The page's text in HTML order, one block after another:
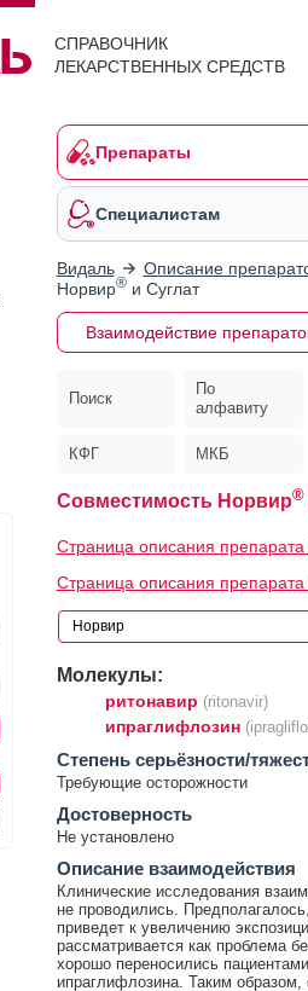
СПРАВОЧНИК
ЛЕКАРСТВЕННЫХ СРЕДСТВ
Препараты
Специалистам
Видаль Описание
Норвир®и Суглат
Взаимодействие
Поиск
По
алфавиту
КФГ МКБ
Совместимость Норвир®
Страница описания
Страница описания препарата
Молекулы:
ритонавир (ritonavir)
ипраглифлозин
Cтепень серьёзности/
Требующие осторожности
Достоверность
Не установлено
Описание взаимодействия
Клинические исследования
не проводились.
приведет к увеличению
рассматривается как проблема
хорошо переносились
ипраглифлозина. Таким